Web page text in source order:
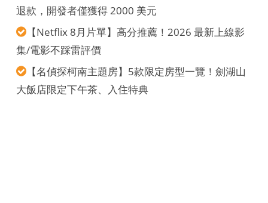
退款，開發者僅獲得 2000 美元
【Netflix 8月片單】高分推薦！2026 最新上線影
集/電影不踩雷評價
【名偵探柯南主題房】5款限定房型一覽！劍湖山
大飯店限定下午茶、入住特典